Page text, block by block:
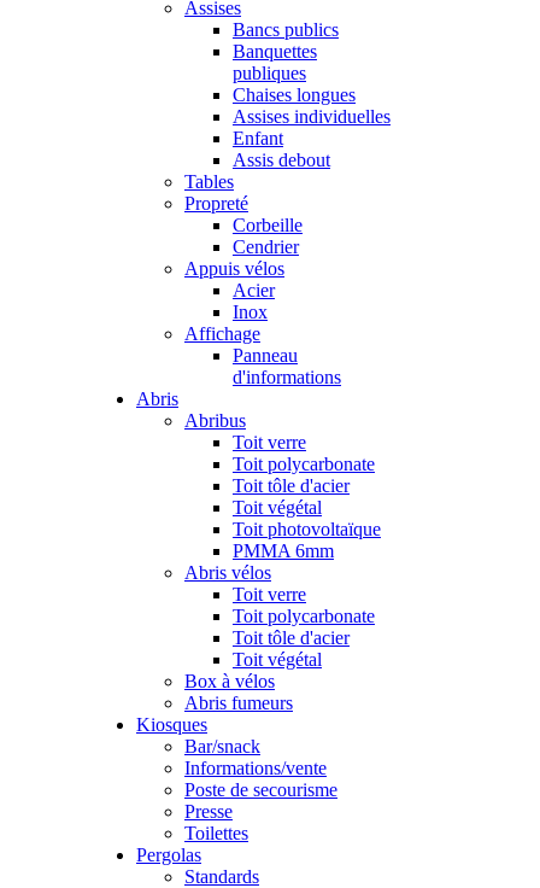
Assises
Bancs publics
Banquettes
publiques
Chaises longues
Assises individuelles
Enfant
Assis debout
Tables
Propreté
Corbeille
Cendrier
Appuis vélos
Acier
Inox
Affichage
Panneau
d'informations
Abris
Abribus
Toit verre
Toit polycarbonate
Toit tôle d'acier
Toit végétal
Toit photovoltaïque
PMMA 6mm
Abris vélos
Toit verre
Toit polycarbonate
Toit tôle d'acier
Toit végétal
Box à vélos
Abris fumeurs
Kiosques
Bar/snack
Informations/vente
Poste de secourisme
Presse
Toilettes
Pergolas
Standards